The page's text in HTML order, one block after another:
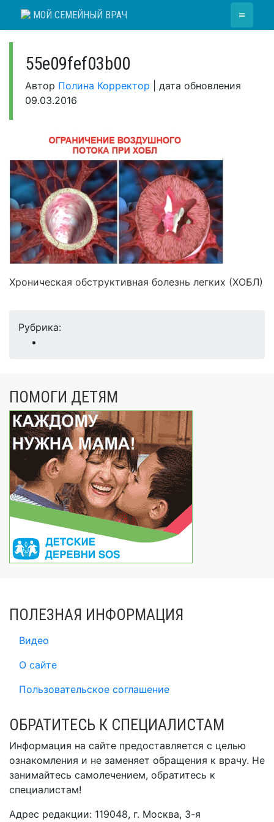
МОЙ СЕМЕЙНЫЙ ВРАЧ ≡
55e09fef03b00
Автор Полина Корректор
дата обновления
09.03.2016
Хроническая обструктивная болезнь легких (ХОБЛ)
Рубрика:
ПОМОГИ ДЕТЯМ
ПОЛЕЗНАЯ ИНФОРМАЦИЯ
Видео
О сайте
Пользовательское соглашение
ОБРАТИТЕСЬ К СПЕЦИАЛИСТАМ
Информация на сайте предоставляется с целью
ознакомления и не заменяет обращения к врачу. Не
занимайтесь самолечением, обратитесь к
специалистам!
Адрес редакции: 119048, г. Москва, 3-я